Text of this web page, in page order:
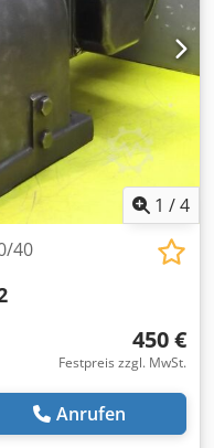
1 /4
40
450 €
Festpreis zzgl. MwSt.
Anrufen